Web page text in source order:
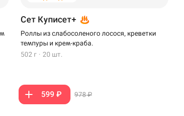
Сет Куписет+
Роллы из слабосоленого лосося, креветки
темпуры и крем-краба.
502 г · 20 шт.
599 ₽ 978 ₽